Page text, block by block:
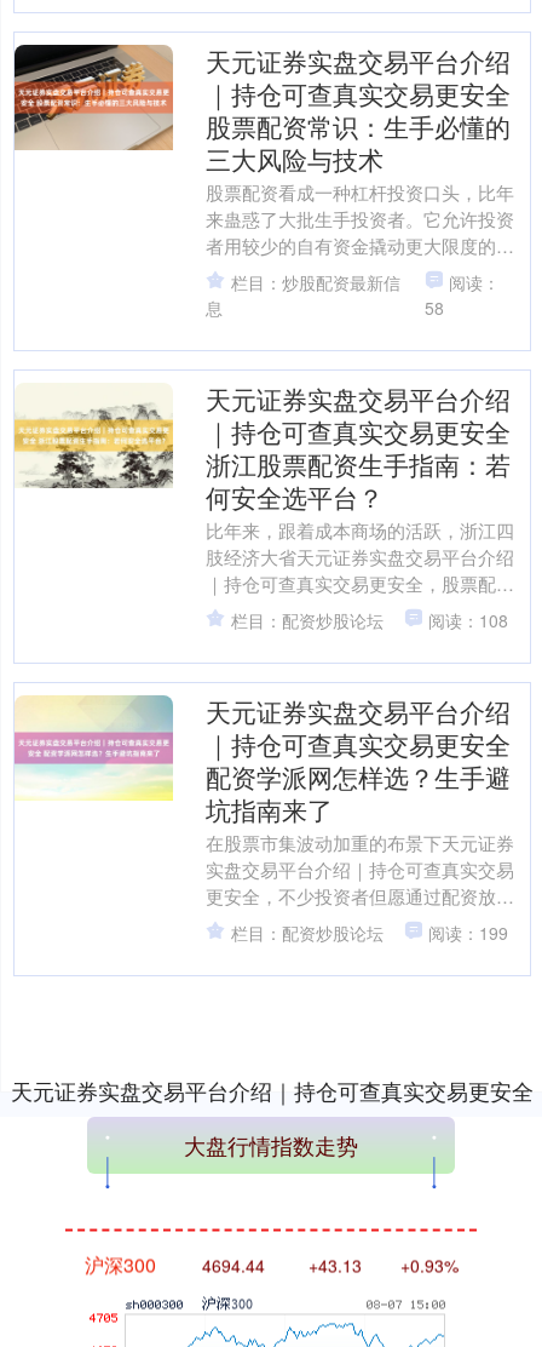
天元证券实盘交易平台介绍
｜持仓可查真实交易更安全
股票配资常识：生手必懂的
三大风险与技术
股票配资看成一种杠杆投资口头，比年
来蛊惑了大批生手投资者。它允许投资
者用较少的自有资金撬动更大限度的交
往，从而放大收益。有关词，杠杆是一
把双刃剑，在放大收益的同....
栏目：炒股配资最新信
息
阅读：
58
天元证券实盘交易平台介绍
｜持仓可查真实交易更安全
浙江股票配资生手指南：若
何安全选平台？
比年来，跟着成本商场的活跃，浙江四
肢经济大省天元证券实盘交易平台介绍
｜持仓可查真实交易更安全，股票配资
业务也日益茁壮。关于好多缺少鼓胀资
金的生手投资者来说，配资....
栏目：配资炒股论坛 阅读：108
天元证券实盘交易平台介绍
｜持仓可查真实交易更安全
配资学派网怎样选？生手避
坑指南来了
在股票市集波动加重的布景下天元证券
实盘交易平台介绍｜持仓可查真实交易
更安全，不少投资者但愿通过配资放大
收益。然则，濒临网罗上琳琅满方针配
资学派网，生手时时不知如....
栏目：配资炒股论坛 阅读：199
天元证券实盘交易平台介绍｜持仓可查真实交易更安全
文章内容加载完成
大盘行情指数走势
上证综指 3940.04 +39.68 +1.02%
深证成指 14311.01 +200.89 +1.42%